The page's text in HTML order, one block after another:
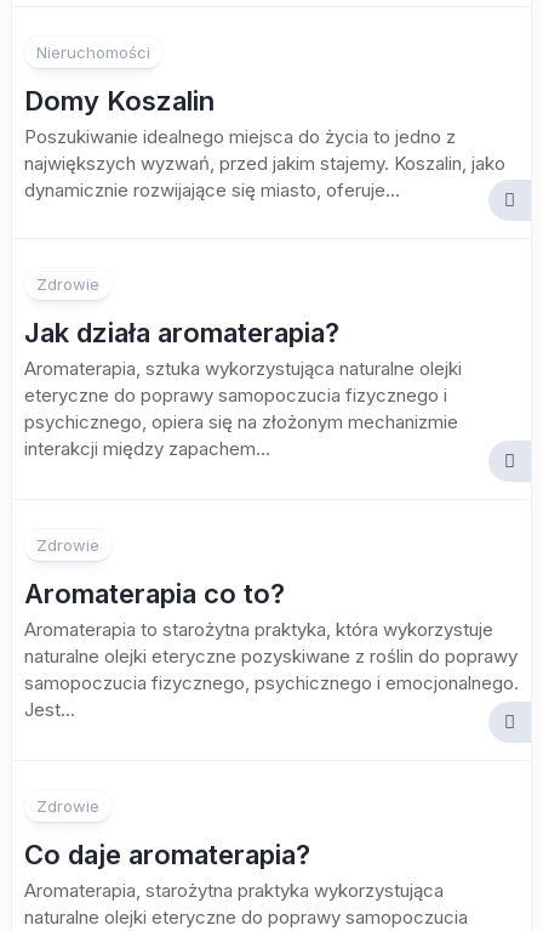
Nieruchomości
Domy Koszalin
Poszukiwanie idealnego miejsca do życia to jedno z
największych wyzwań, przed jakim stajemy. Koszalin, jako
dynamicznie rozwijające się miasto, oferuje...
Zdrowie
Jak działa aromaterapia?
Aromaterapia, sztuka wykorzystująca naturalne olejki
eteryczne do poprawy samopoczucia fizycznego i
psychicznego, opiera się na złożonym mechanizmie
interakcji między zapachem...
Zdrowie
Aromaterapia co to?
Aromaterapia to starożytna praktyka, która wykorzystuje
naturalne olejki eteryczne pozyskiwane z roślin do poprawy
samopoczucia fizycznego, psychicznego i emocjonalnego.
Jest...
Zdrowie
Co daje aromaterapia?
Aromaterapia, starożytna praktyka wykorzystująca
naturalne olejki eteryczne do poprawy samopoczucia